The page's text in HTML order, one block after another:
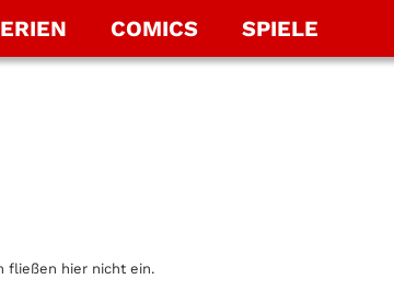
COMICS SPIELE
fließen hier nicht ein.